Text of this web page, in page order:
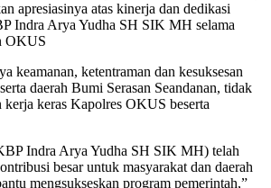
apresiasinya atas kinerja dan dedikasi
Indra Arya Yudha SH SIK MH selama
OKUS
keamanan, ketentraman dan kesuksesan
daerah Bumi Serasan Seandanan, tidak
kerja keras Kapolres OKUS beserta
Indra Arya Yudha SH SIK MH) telah
besar untuk masyarakat dan daerah
mengsukseskan program pemerintah,”